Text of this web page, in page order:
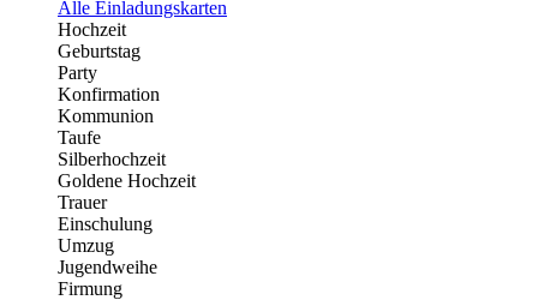
Alle Einladungskarten
Hochzeit
Geburtstag
Party
Konfirmation
Kommunion
Taufe
Silberhochzeit
Goldene Hochzeit
Trauer
Einschulung
Umzug
Jugendweihe
Firmung